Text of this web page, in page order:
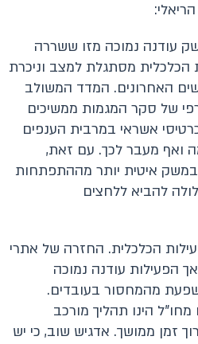
עודנה נמוכה מזו ששררה
מסתגלת למצב וניכרת
האחרונים. המדד המשולב
של סקר המגמות ממשיכים
אשראי במרבית הענפים
ואף מעבר לכך. עם זאת,
איטית יותר מההתפתחות
להביא ללחצים
הכלכלית. החזרה של אתרי
הפעילות עודנה נמוכה
מהמחסור בעובדים.
הינו תהליך מורכב
זמן ממושך. אדגיש שוב, כי יש